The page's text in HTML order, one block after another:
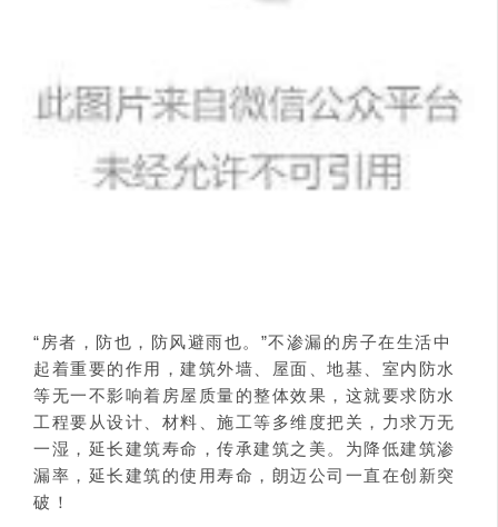
“房者，防也，防风避雨也。”不渗漏的房子在生活中
起着重要的作用，建筑外墙、屋面、地基、室内防水
等无一不影响着房屋质量的整体效果，这就要求防水
工程要从设计、材料、施工等多维度把关，力求万无
一湿，延长建筑寿命，传承建筑之美。为降低建筑渗
漏率，延长建筑的使用寿命，朗迈公司一直在创新突
破！